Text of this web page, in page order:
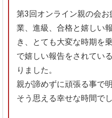
第3回オンライン親の会お
業、進級、合格と嬉しい
き、とても大変な時期を
で嬉しい報告をされてい
りました。
親が諦めずに頑張る事で
そう思える幸せな時間でし